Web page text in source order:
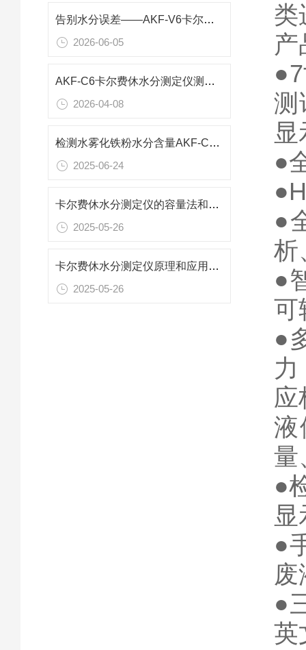
告别水分误差——AKF-V6卡尔费休水分仪，快速测定可靠稳定
2026-06-05
AKF-C6卡尔费休水分测定仪测定化工溶剂四氯乙烯中的水分含量
2026-04-08
检测水雾化铁粉水分含量AKF-CH7卡尔费休水分测定仪
2025-06-24
卡尔费休水分测定仪的容量法和库仑法分别适用于哪些样品的水分测定？
2025-05-26
卡尔费休水分测定仪原理和应用行业
2025-05-26
类
产
测
显
●
●
析
●
可
●
应
液
量
●
●
●
英